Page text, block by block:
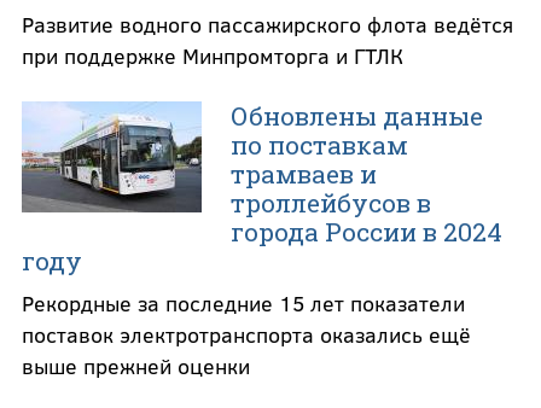
Развитие водного пассажирского флота ведётся
при поддержке Минпромторга и ГТЛК
Обновлены данные
по поставкам
трамваев и
троллейбусов в
города России в 2024
году
Рекордные за последние 15 лет показатели
поставок электротранспорта оказались ещё
выше прежней оценки